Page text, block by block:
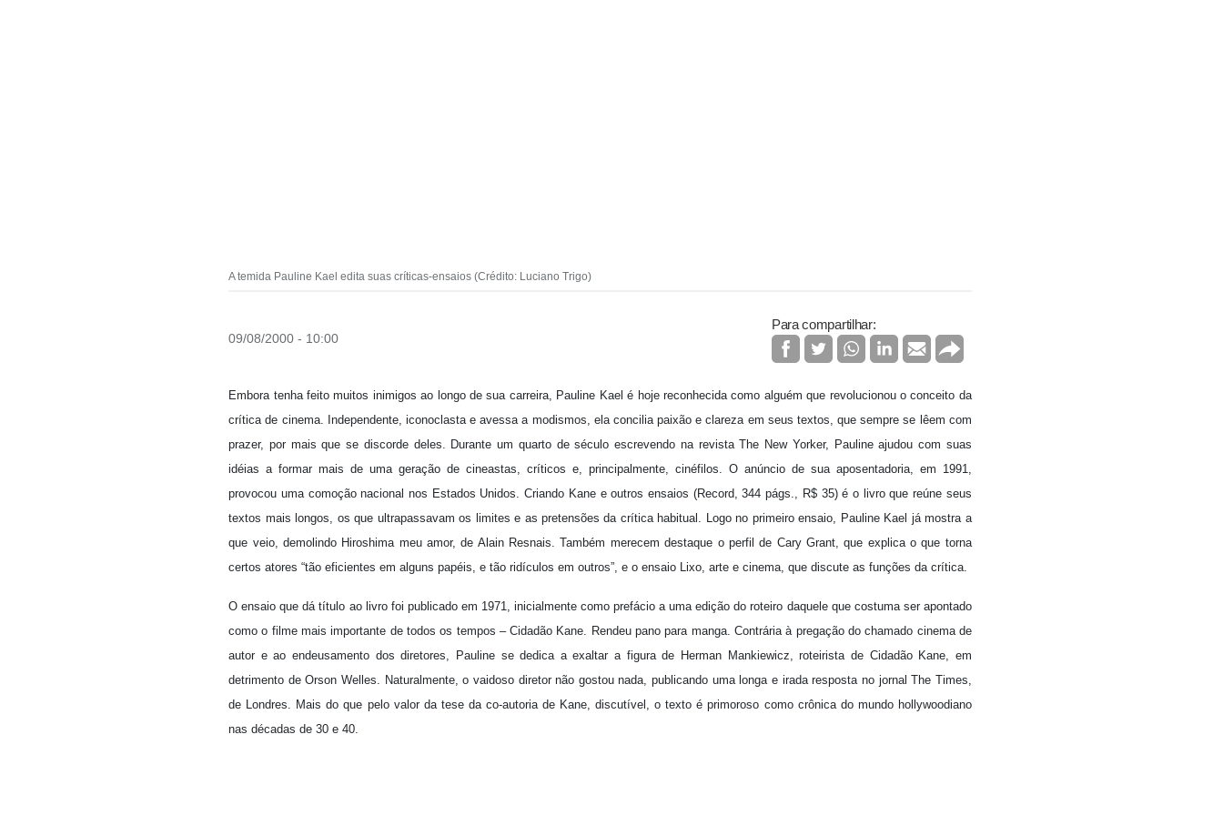
A temida Pauline Kael edita suas críticas-ensaios (Crédito: Luciano Trigo)
09/08/2000 - 10:00
Para compartilhar:
Embora tenha feito muitos inimigos ao longo de sua carreira, Pauline Kael é hoje reconhecida como alguém que revolucionou o conceito da
crítica de cinema. Independente, iconoclasta e avessa a modismos, ela concilia paixão e clareza em seus textos, que sempre se lêem com
prazer, por mais que se discorde deles. Durante um quarto de século escrevendo na revista The New Yorker, Pauline ajudou com suas
idéias a formar mais de uma geração de cineastas, críticos e, principalmente, cinéfilos. O anúncio de sua aposentadoria, em 1991,
provocou uma comoção nacional nos Estados Unidos. Criando Kane e outros ensaios (Record, 344 págs., R$ 35) é o livro que reúne seus
textos mais longos, os que ultrapassavam os limites e as pretensões da crítica habitual. Logo no primeiro ensaio, Pauline Kael já mostra a
que veio, demolindo Hiroshima meu amor, de Alain Resnais. Também merecem destaque o perfil de Cary Grant, que explica o que torna
certos atores “tão eficientes em alguns papéis, e tão ridículos em outros”, e o ensaio Lixo, arte e cinema, que discute as funções da crítica.
O ensaio que dá título ao livro foi publicado em 1971, inicialmente como prefácio a uma edição do roteiro daquele que costuma ser apontado
como o filme mais importante de todos os tempos – Cidadão Kane. Rendeu pano para manga. Contrária à pregação do chamado cinema de
autor e ao endeusamento dos diretores, Pauline se dedica a exaltar a figura de Herman Mankiewicz, roteirista de Cidadão Kane, em
detrimento de Orson Welles. Naturalmente, o vaidoso diretor não gostou nada, publicando uma longa e irada resposta no jornal The Times,
de Londres. Mais do que pelo valor da tese da co-autoria de Kane, discutível, o texto é primoroso como crônica do mundo hollywoodiano
nas décadas de 30 e 40.